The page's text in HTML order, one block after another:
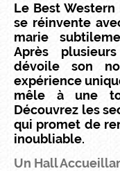
Le Best
se réinvente
marie
Après
dévoile son
expérience
mêle à une
Découvrez les
qui promet de
inoubliable.
Un Hall